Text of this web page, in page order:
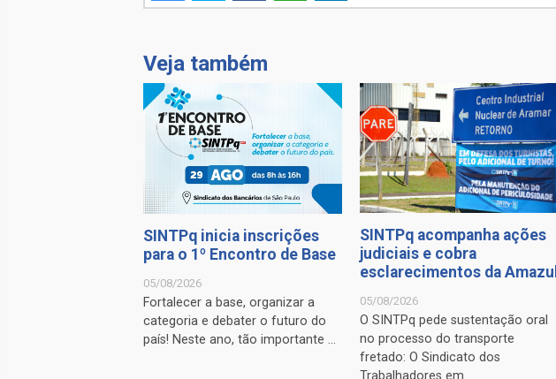
Veja também
SINTPq inicia inscrições
para o 1º Encontro de Base
05/08/2026
Fortalecer a base, organizar a
categoria e debater o futuro do
país! Neste ano, tão importante ...
SINTPq acompanha ações
judiciais e cobra
esclarecimentos da Amazul
05/08/2026
O SINTPq pede sustentação oral
no processo do transporte
fretado: O Sindicato dos
Trabalhadores em ...